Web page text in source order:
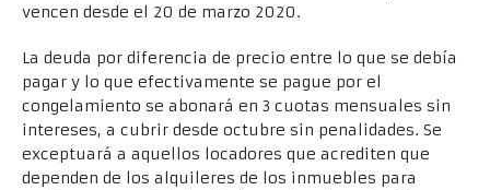
vencen desde el 20 de marzo 2020.
La deuda por diferencia de precio entre lo que se debía
pagar y lo que efectivamente se pague por el
congelamiento se abonará en 3 cuotas mensuales sin
intereses, a cubrir desde octubre sin penalidades. Se
exceptuará a aquellos locadores que acrediten que
dependen de los alquileres de los inmuebles para